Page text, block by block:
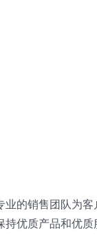
的销售团队为
优质产品和优